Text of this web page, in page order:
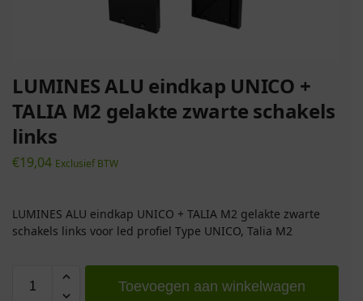
LUMINES ALU eindkap UNICO +
TALIA M2 gelakte zwarte schakels
links
€19,04 Exclusief BTW
LUMINES ALU eindkap UNICO + TALIA M2 gelakte zwarte
schakels links voor led profiel Type UNICO, Talia M2
Toevoegen aan winkelwagen